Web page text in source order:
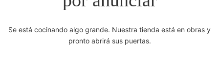
Se está cocinando algo grande. Nuestra tienda está en obras y
pronto abrirá sus puertas.